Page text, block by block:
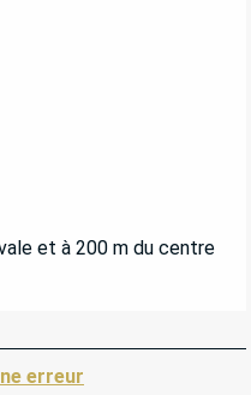
et à 200 m du centre
erreur